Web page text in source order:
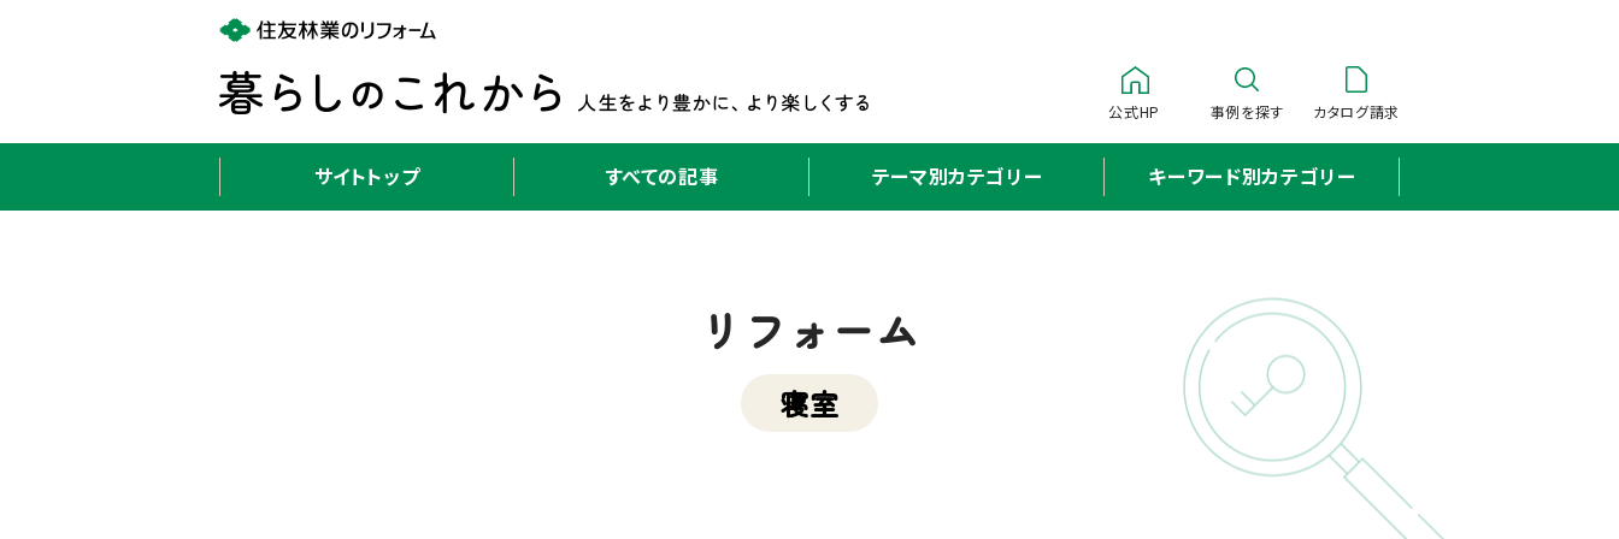
公式HP 事例を探す カタログ請求
サイトトップ すべての記事 テーマ別カテゴリー キーワード別カテゴリー
リフォーム
寝室